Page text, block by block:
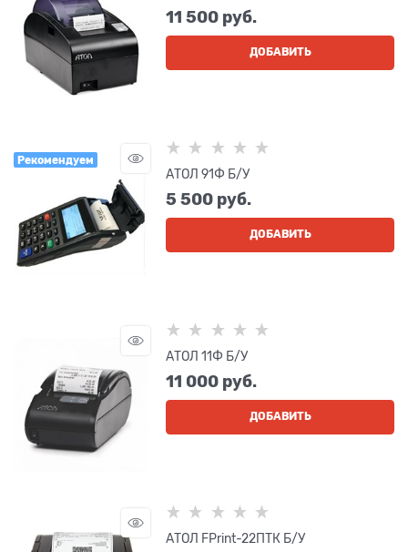
11 500 руб.
ДОБАВИТЬ
Рекомендуем
АТОЛ 91Ф Б/У
5 500 руб.
ДОБАВИТЬ
АТОЛ 11Ф Б/У
11 000 руб.
ДОБАВИТЬ
АТОЛ FPrint-22ПТК Б/У